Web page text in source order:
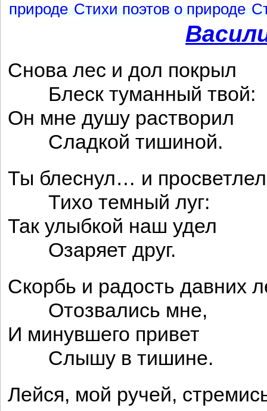
природе Стихи поэтов о природе
Снова лес и дол покрыл
Блеск туманный твой:
Он мне душу растворил
Сладкой тишиной.
Ты блеснул… и просветлел
Тихо темный луг:
Так улыбкой наш удел
Озаряет друг.
Скорбь и радость давних
Отозвались мне,
И минувшего привет
Слышу в тишине.
Лейся, мой ручей,